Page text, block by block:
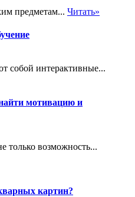
предметам... Читать»
собой интерактивные...
мотивацию и
возможность...
картин?